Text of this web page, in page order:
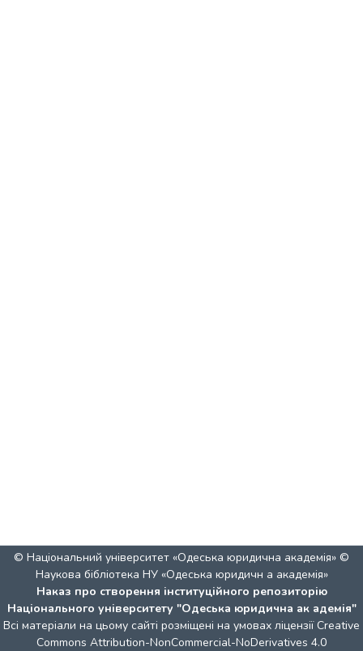
© Національний університет «Одеська юридична академія» ©
Наукова бібліотека НУ «Одеська юридичн а академія»
Наказ про створення інституційного репозиторію
Національного університету "Одеська юридична ак адемія"
Всі матеріали на цьому сайті розміщені на умовах ліцензії Creative
Commons Attribution-NonCommercial-NoDerivatives 4.0